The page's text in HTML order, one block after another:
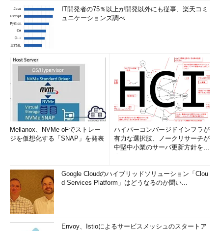
IT開発者の75％以上が開発以外にも従事、楽天コミ
ュニケーションズ調べ
Mellanox、NVMe-oFでストレー
ジを仮想化する「SNAP」を発表
ハイパーコンバージドインフラが
有力な選択肢、ノークリサーチが
中堅中小業のサーバ更新方針を調
Google Cloudのハイブリッドソリューション「Clou
d Services Platform」はどうなるのか聞い...
Envoy、Istioによるサービスメッシュのスタートア